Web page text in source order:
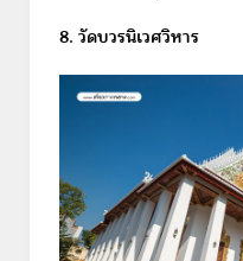
8. วัดบวรนิเวศวิหาร